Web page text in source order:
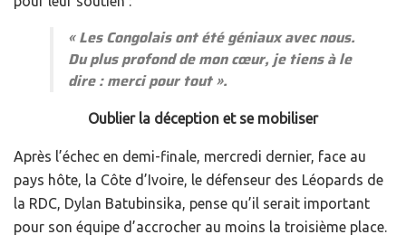
«Les Congolais ont été géniaux avec nous.
Du plus profond de mon cœur, je tiens à le
dire : merci pour tout».
Oublier la déception et se mobiliser
Après l’échec en demi-finale, mercredi dernier, face au
pays hôte, la Côte d’Ivoire, le défenseur des Léopards de
la RDC, Dylan Batubinsika, pense qu’il serait important
pour son équipe d’accrocher au moins la troisième place.